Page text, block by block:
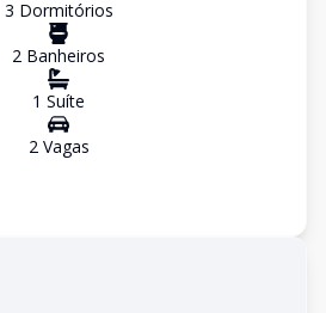
3 Dormitórios
2 Banheiros
1 Suíte
2Vagas